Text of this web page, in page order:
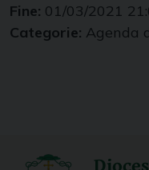
Fine: 01/03/2021
Categorie: Agenda